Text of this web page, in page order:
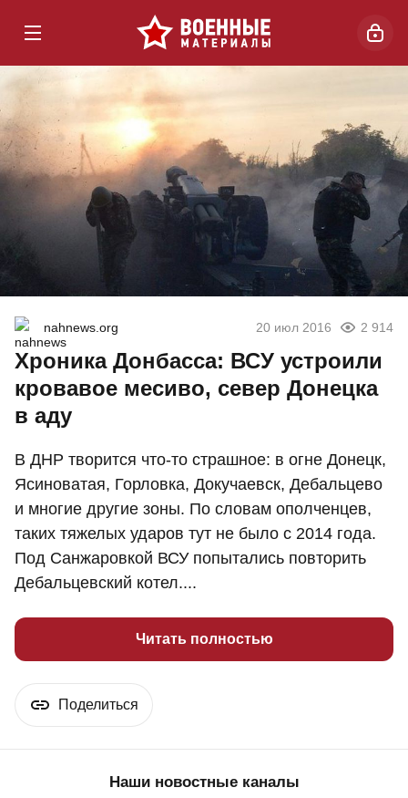
nahnews.org 20 июл 2016 2 914
Хроника Донбасса: ВСУ устроили
кровавое месиво, север Донецка
в аду
В ДНР творится что-то страшное: в огне Донецк,
Ясиноватая, Горловка, Докучаевск, Дебальцево
и многие другие зоны. По словам ополченцев,
таких тяжелых ударов тут не было с 2014 года.
Под Санжаровкой ВСУ попытались повторить
Дебальцевский котел....
Читать полностью
Поделиться
Наши новостные каналы